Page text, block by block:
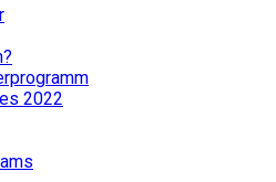
2022